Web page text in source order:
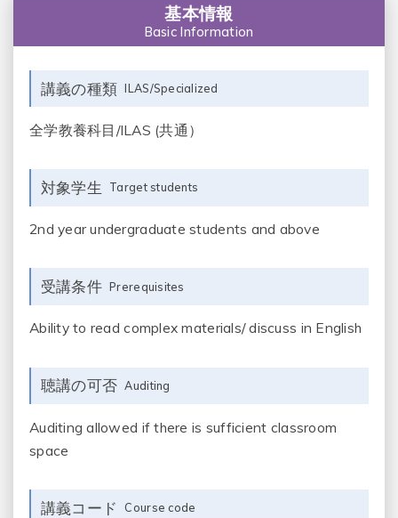
基本情報
Basic Information
講義の種類 ILAS/Specialized
全学教養科目/ILAS (共通）
対象学生 Target students
2nd year undergraduate students and above
受講条件 Prerequisites
Ability to read complex materials/ discuss in English
聴講の可否 Auditing
Auditing allowed if there is sufficient classroom
space
講義コード Course code